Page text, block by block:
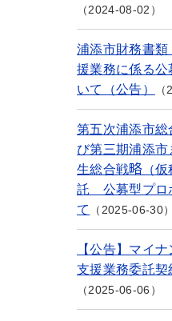
2024-08-02
浦添市財務書類
援業務に係る公
いて（公告）
第五次浦添市総
び第三期浦添市
生総合戦略（
託 公募型プロ
て
2025-06-30
【公告】マイ
支援業務委託
2025-06-06